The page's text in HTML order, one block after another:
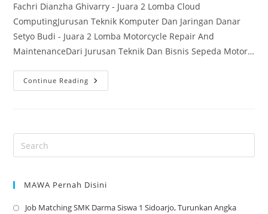
Fachri Dianzha Ghivarry - Juara 2 Lomba Cloud
ComputingJurusan Teknik Komputer Dan Jaringan Danar
Setyo Budi - Juara 2 Lomba Motorcycle Repair And
MaintenanceDari Jurusan Teknik Dan Bisnis Sepeda Motor…
Continue Reading Selamat
Dan
Siswa
Sidoarjo
MAWA Pernah Disini
Job Matching SMK Darma Siswa 1 Sidoarjo, Turunkan Angka